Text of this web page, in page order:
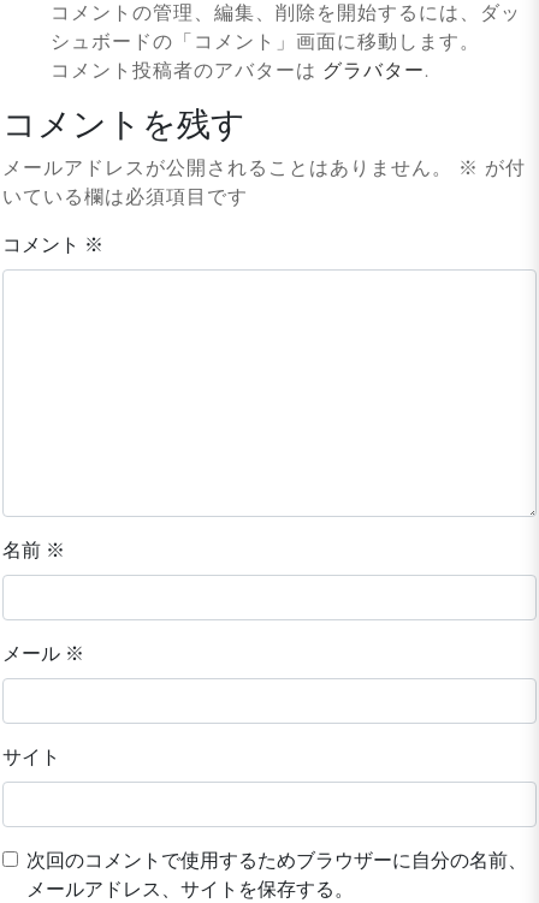
コメントの管理、編集、削除を開始するには、ダッ
シュボードの「コメント」画面に移動します。
コメント投稿者のアバターは グラバター.
コメントを残す
メールアドレスが公開されることはありません。 ※ が付
いている欄は必須項目です
コメント ※
名前 ※
メール ※
サイト
次回のコメントで使用するためブラウザーに自分の名前、
メールアドレス、サイトを保存する。